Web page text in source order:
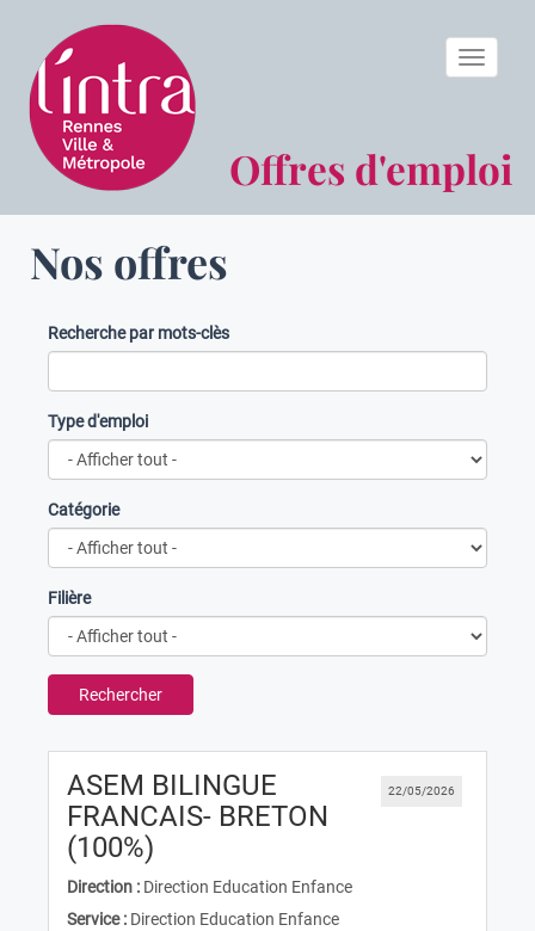
Offres d'emploi
Toggle
Nos offres
Recherche par mots-clès
Type d'emploi
Catégorie
Filière
Rechercher
22/05/2026
ASEM BILINGUE
FRANCAIS- BRETON
(100%)
Direction : Direction Education Enfance
Service : Direction Education Enfance